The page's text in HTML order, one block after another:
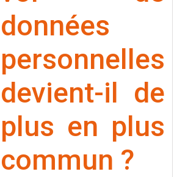
données
personnelles
devient-il de
plus en plus
commun ?